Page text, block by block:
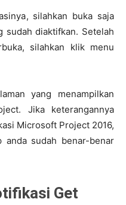
silahkan buka saja
sudah diaktifkan. Setelah
silahkan klik menu
yang menampilkan
Jika keterangannya
Microsoft Project 2016,
anda sudah benar-benar